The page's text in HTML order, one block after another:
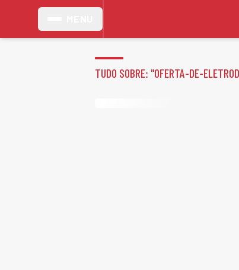
TUDO SOBRE: "OFERTA-DE-